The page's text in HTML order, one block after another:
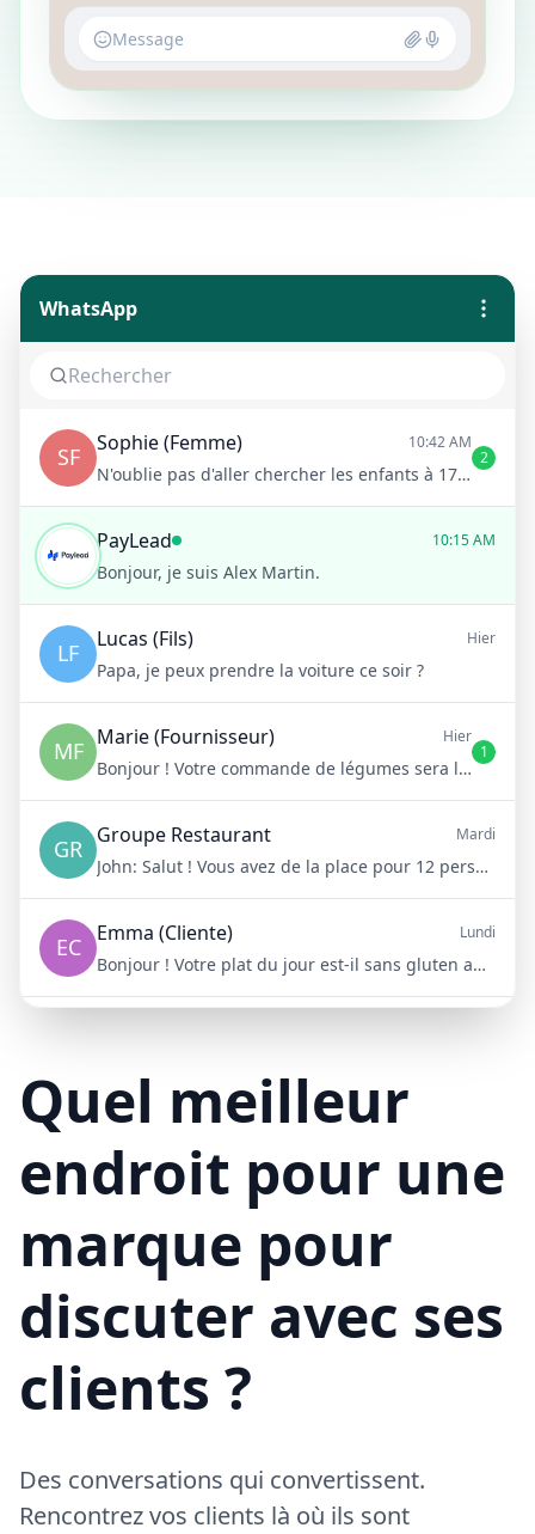
Message
Quel meilleur
endroit pour une
marque pour
discuter avec ses
clients ?
Des conversations qui convertissent.
Rencontrez vos clients là où ils sont
WhatsApp
SF Sophie (Femme) 10:42 AM
N'oublie pas d'aller chercher les enfants à 17h !
2
PayLead 10:15 AM
Bonjour, je suis Alex Martin.
LF Lucas (Fils) Hier
Papa, je peux prendre la voiture ce soir ?
MF Marie (Fournisseur) Hier
Bonjour ! Votre commande de légumes sera livrée demain matin à 8h
1
GR Groupe Restaurant Mardi
John: Salut ! Vous avez de la place pour 12 personnes samedi soir ?
EC Emma (Cliente) Lundi
Bonjour ! Votre plat du jour est-il sans gluten aujourd'hui ?